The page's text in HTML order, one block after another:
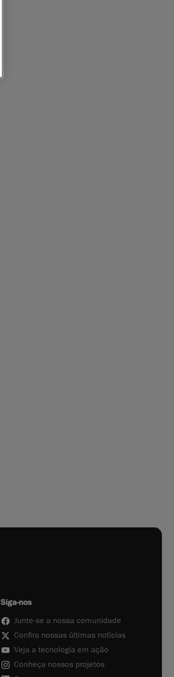
Siga-nos
Junte-se a nossa comunidade
Confira nossas últimas notícias
Veja a tecnologia em ação
Conheça nossos projetos